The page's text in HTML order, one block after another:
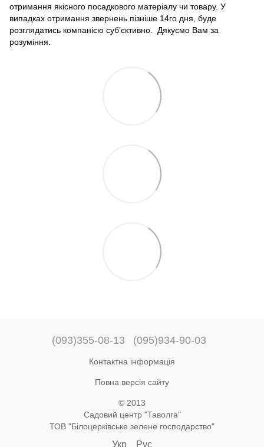
отримання якісного посадкового матеріалу чи товару. У
випадках отримання звернень пізніше 14го дня, буде
розглядатись компанією суб’єктивно. Дякуємо Вам за
розуміння.
(093)355-08-13 (095)934-90-03
Контактна інформація
Повна версія сайту
© 2013
Садовий центр "Таволга"
ТОВ "Білоцерківське зелене господарство"
Укр Рус